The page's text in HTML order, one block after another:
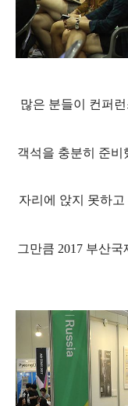
많은 분들이 컨퍼
객석을 충분히 준
자리에 앉지 못하
그만큼 2017 부산국